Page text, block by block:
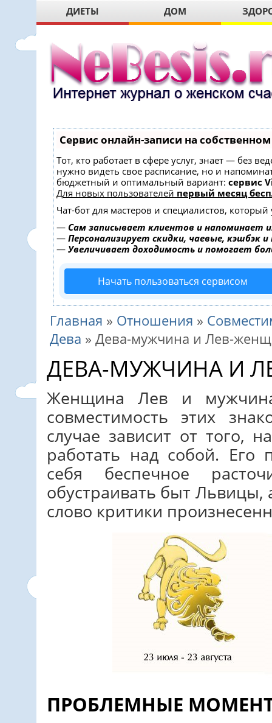
ДИЕТЫ ДОМ
Сервис онлайн-записи на
Тот, кто работает в сфере услуг, знает — без
нужно видеть свое расписание, но и
бюджетный и оптимальный вариант: сервис
Для новых пользователей первый месяц
Чат-бот для мастеров и специалистов,
— Сам записывает клиентов и напоминает
— Персонализирует скидки, чаевые, кэшбэк
— Увеличивает доходимость и помогает
Начать пользоваться сервисом
Главная » Отношения »
Дева » Дева-мужчина и Лев-
ДЕВА-МУЖЧИНА И
Женщина Лев и
совместимость этих
случае зависит от того,
работать над собой. Его
себя беспечное
обустраивать быт
слово критики
ПРОБЛЕМНЫЕ